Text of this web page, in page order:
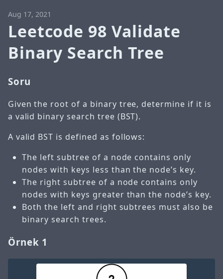
Aug 17, 2021
Leetcode 98 Validate
Binary Search Tree
Soru
Given the root of a binary tree, determine if it is
a valid binary search tree (BST).
A valid BST is defined as follows:
The left subtree of a node contains only
nodes with keys less than the node’s key.
The right subtree of a node contains only
nodes with keys greater than the node’s key.
Both the left and right subtrees must also be
binary search trees.
Örnek 1